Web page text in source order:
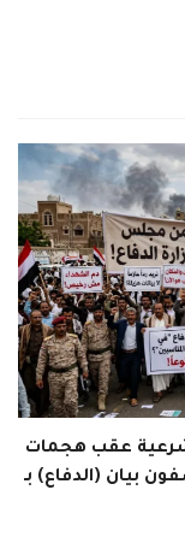
عقب هجمات
بيان (الدفاع) بـ